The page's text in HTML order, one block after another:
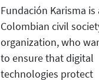
Fundación Karisma is
Colombian civil
organization, who
to ensure that digital
technologies protect